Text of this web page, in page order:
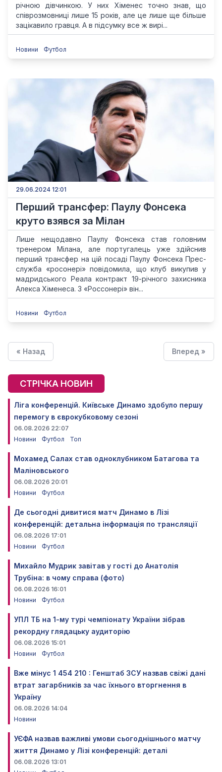
річною дівчинкою. У них Хіменес точно знав, що
співрозмовниці лише 15 років, але це лише ще більше
зацікавило гравця. А в підсумку все ж вирі...
Новини Футбол
29.06.2024 12:01
Перший трансфер: Паулу Фонсека
круто взявся за Мілан
Лише нещодавно Паулу Фонсека став головним
тренером Мілана, але португалець уже здійснив
перший трансфер на цій посаді Паулу Фонсека Прес-
служба «росонері» повідомила, що клуб викупив у
мадридського Реала контракт 19-річного захисника
Алекса Хіменеса. З «Россонері» він...
Новини Футбол
« Назад Вперед »
СТРІЧКА НОВИН
Ліга конференцій. Київське Динамо здобуло першу
перемогу в єврокубковому сезоні
06.08.2026 22:07
Новини
Футбол Топ
Мохамед Салах став одноклубником Батагова та
Маліновського
06.08.2026 20:01
Новини
Футбол
Де сьогодні дивитися матч Динамо в Лізі
конференцій: детальна інформація по трансляції
06.08.2026 17:01
Новини
Футбол
Михайло Мудрик завітав у гості до Анатолія
Трубіна: в чому справа (фото)
06.08.2026 16:01
Новини
Футбол
УПЛ ТБ на 1-му турі чемпіонату України зібрав
рекордну глядацьку аудиторію
06.08.2026 15:01
Новини
Футбол
Вже мінус 1 454 210 : Генштаб ЗСУ назвав свіжі дані
втрат загарбників за час їхнього вторгнення в
Україну
06.08.2026 14:04
Новини
УЄФА назвав важливі умови сьогоднішнього матчу
життя Динамо у Лізі конференцій: деталі
06.08.2026 13:01